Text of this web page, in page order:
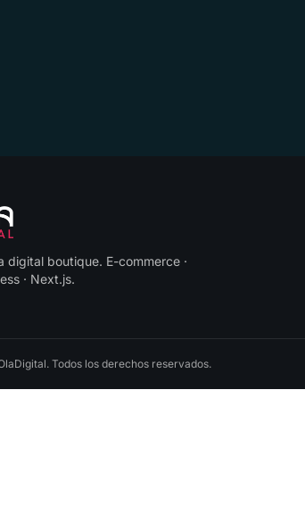
digital boutique. E-commerce ·
· Next.js.
. Todos los derechos reservados.